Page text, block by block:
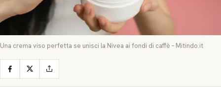
Una crema viso perfetta se unisci la Nivea ai fondi di caffè – Mitindo.it